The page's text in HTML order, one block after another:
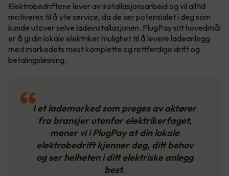
Elektrobedriftene lever av installasjonsarbeid og vil alltid
motiveres til å yte service, da de ser potensialet i deg som
kunde utover selve ladeinstallasjonen. PlugPay sitt hovedmål
er å gi din lokale elektriker mulighet til å levere ladeanlegg
med markedets mest komplette og rettferdige drift og
betalingsløsning.
I et lademarked som preges av aktører
fra bransjer utenfor elektrikerfaget,
mener vi i PlugPay at din lokale
elektrobedrift kjenner deg, ditt behov
og ser helheten i ditt elektriske anlegg
best.